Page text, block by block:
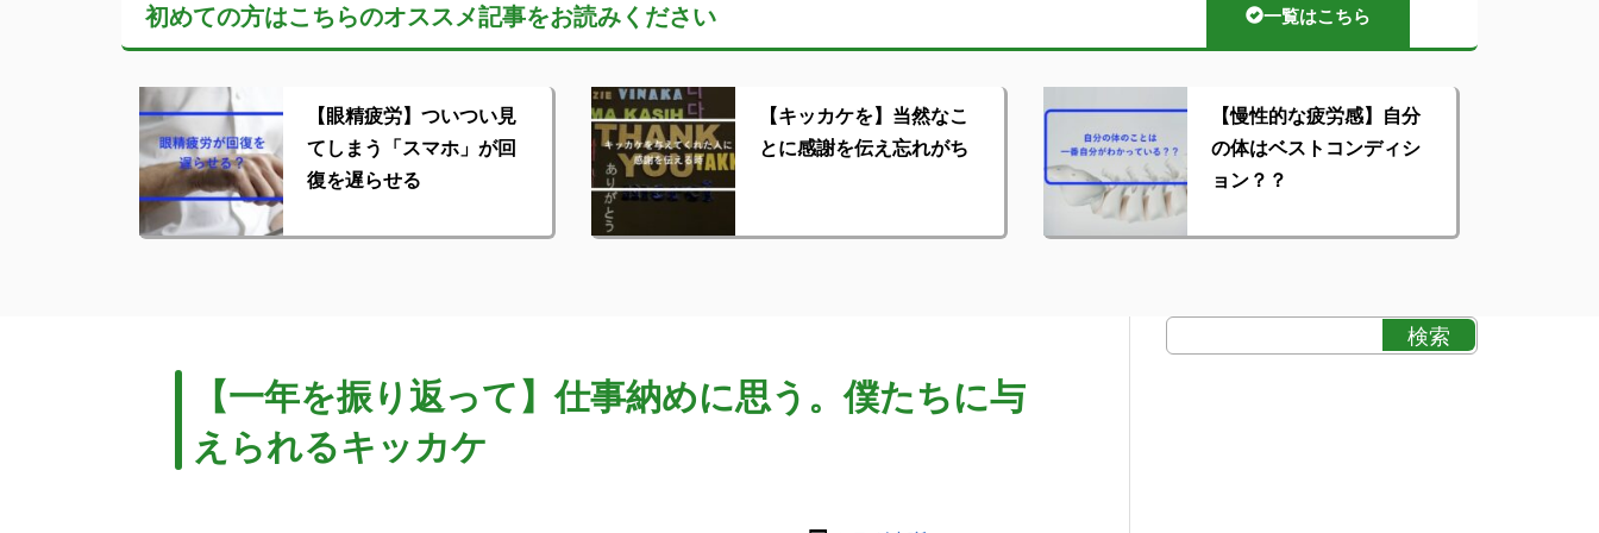
初めての方はこちらのオススメ記事をお読みください 一覧はこちら
【眼精疲労】ついつい見
てしまう「スマホ」が回
復を遅らせる
【キッカケを】当然なこ
とに感謝を伝え忘れがち
【慢性的な疲労感】自分
の体はベストコンディシ
ョン？？
【一年を振り返って】仕事納めに思う。僕たちに与
えられるキッカケ